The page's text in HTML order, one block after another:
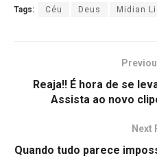
Tags: Céu Deus Midian
Reaja!! É hora de se
Assista ao novo
Next
Quando tudo parece